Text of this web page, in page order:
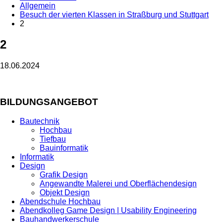
Allgemein
Besuch der vierten Klassen in Straßburg und Stuttgart
2
2
18.06.2024
BILDUNGSANGEBOT
Bautechnik
Hochbau
Tiefbau
Bauinformatik
Informatik
Design
Grafik Design
Angewandte Malerei und Oberflächendesign
Objekt Design
Abendschule Hochbau
Abendkolleg Game Design | Usability Engineering
Bauhandwerkerschule